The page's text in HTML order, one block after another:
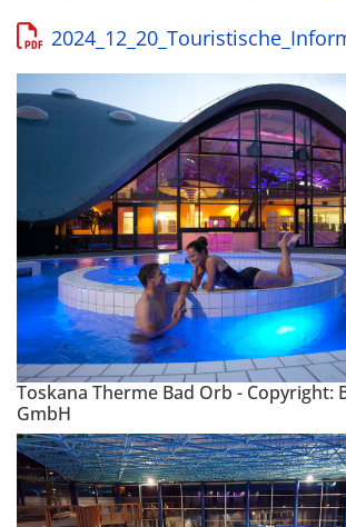
Toskana Therme Bad Orb - Copyright:
GmbH